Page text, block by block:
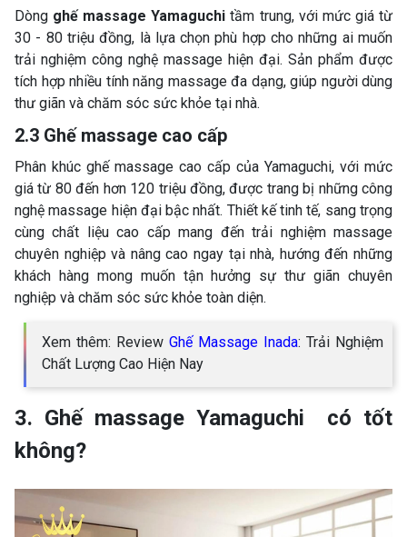
Dòng ghế massage Yamaguchitầm trung, với mức giá từ
30 - 80 triệu đồng, là lựa chọn phù hợp cho những ai muốn
trải nghiệm công nghệ massage hiện đại. Sản phẩm được
tích hợp nhiều tính năng massage đa dạng, giúp người dùng
thư giãn và chăm sóc sức khỏe tại nhà.
2.3 Ghế massage cao cấp
Phân khúc ghế massage cao cấp của Yamaguchi, với mức
giá từ 80 đến hơn 120 triệu đồng, được trang bị những công
nghệ massage hiện đại bậc nhất. Thiết kế tinh tế, sang trọng
cùng chất liệu cao cấp mang đến trải nghiệm massage
chuyên nghiệp và nâng cao ngay tại nhà, hướng đến những
khách hàng mong muốn tận hưởng sự thư giãn chuyên
nghiệp và chăm sóc sức khỏe toàn diện.
Xem thêm: Review Ghế Massage Inada: Trải Nghiệm
Chất Lượng Cao Hiện Nay
3. Ghế massage Yamaguchi có tốt
không?